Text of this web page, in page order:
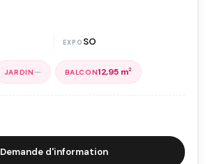
SO
— 12,95 m2
Demande d'information